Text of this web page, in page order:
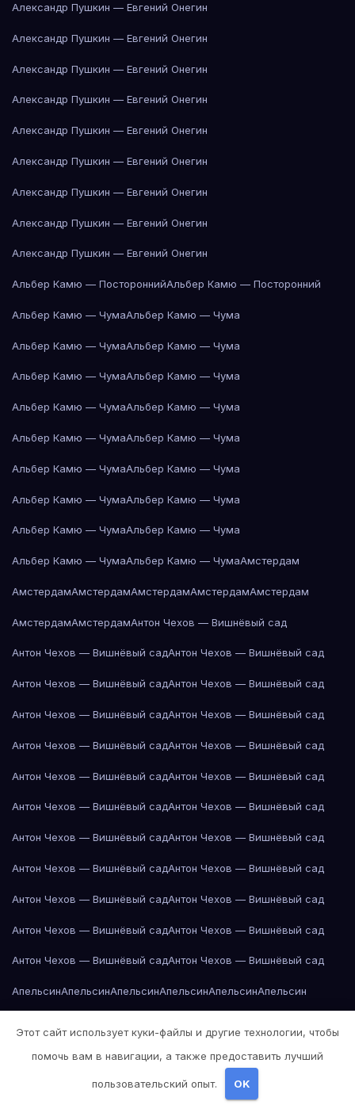
Александр Пушкин — Евгений Онегин
Александр Пушкин — Евгений Онегин
Александр Пушкин — Евгений Онегин
Александр Пушкин — Евгений Онегин
Александр Пушкин — Евгений Онегин
Александр Пушкин — Евгений Онегин
Александр Пушкин — Евгений Онегин
Александр Пушкин — Евгений Онегин
Александр Пушкин — Евгений Онегин
Альбер Камю — ПостороннийАльбер Камю — Посторонний
Альбер Камю — ЧумаАльбер Камю — Чума
Альбер Камю — ЧумаАльбер Камю — Чума
Альбер Камю — ЧумаАльбер Камю — Чума
Альбер Камю — ЧумаАльбер Камю — Чума
Альбер Камю — ЧумаАльбер Камю — Чума
Альбер Камю — ЧумаАльбер Камю — Чума
Альбер Камю — ЧумаАльбер Камю — Чума
Альбер Камю — ЧумаАльбер Камю — Чума
Альбер Камю — ЧумаАльбер Камю — ЧумаАмстердам
АмстердамАмстердамАмстердамАмстердамАмстердам
АмстердамАмстердамАнтон Чехов — Вишнёвый сад
Антон Чехов — Вишнёвый садАнтон Чехов — Вишнёвый сад
Антон Чехов — Вишнёвый садАнтон Чехов — Вишнёвый сад
Антон Чехов — Вишнёвый садАнтон Чехов — Вишнёвый сад
Антон Чехов — Вишнёвый садАнтон Чехов — Вишнёвый сад
Антон Чехов — Вишнёвый садАнтон Чехов — Вишнёвый сад
Антон Чехов — Вишнёвый садАнтон Чехов — Вишнёвый сад
Антон Чехов — Вишнёвый садАнтон Чехов — Вишнёвый сад
Антон Чехов — Вишнёвый садАнтон Чехов — Вишнёвый сад
Антон Чехов — Вишнёвый садАнтон Чехов — Вишнёвый сад
Антон Чехов — Вишнёвый садАнтон Чехов — Вишнёвый сад
Антон Чехов — Вишнёвый садАнтон Чехов — Вишнёвый сад
АпельсинАпельсинАпельсинАпельсинАпельсинАпельсин
АрбузАрбузАрбуз АрбузАрбуз АрбузАрбузАрбузБананБанан
БананБананБананБананБанан Банан
Этот сайт использует куки-файлы и другие технологии, чтобы
помочь вам в навигации, а также предоставить лучший
пользовательский опыт. OK